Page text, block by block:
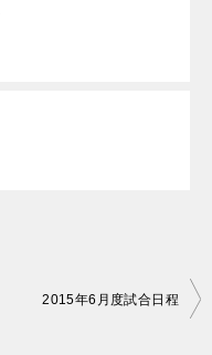
2015年6月度試合日程